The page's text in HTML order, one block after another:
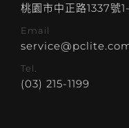
桃園市中正路1337號
Email
Tel.
(03) 215-1199